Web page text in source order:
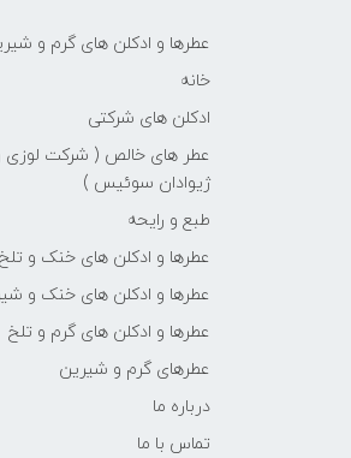
عطرها و ادکلن های گرم و
خانه
ادکلن های شرکتی
عطر های خالص ( شرکت لوزی
ژیوادان سوئیس )
طبع و رایحه
عطرها و ادکلن های خنک و تلخ
عطرها و ادکلن های خنک و
عطرها و ادکلن های گرم و تلخ
عطرهای گرم و شیرین
درباره ما
تماس با ما